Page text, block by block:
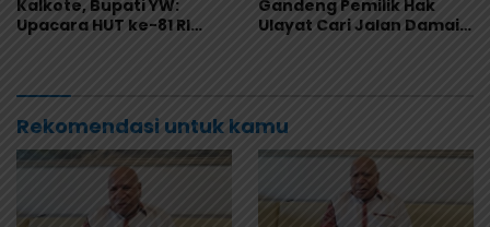
Kalkote, Bupati YW:
Upacara HUT ke-81 RI
Gandeng Pemilik Hak
Ulayat Cari Jalan Damai,
Rekomendasi untuk kamu